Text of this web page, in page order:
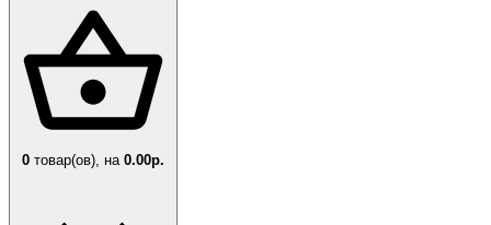
0 товар(ов), на 0.00р.